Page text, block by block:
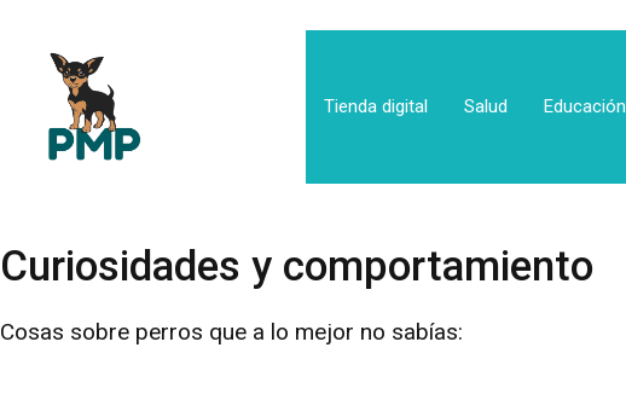
Tienda digital Salud Educación
Curiosidades y comportamiento
Cosas sobre perros que a lo mejor no sabías: